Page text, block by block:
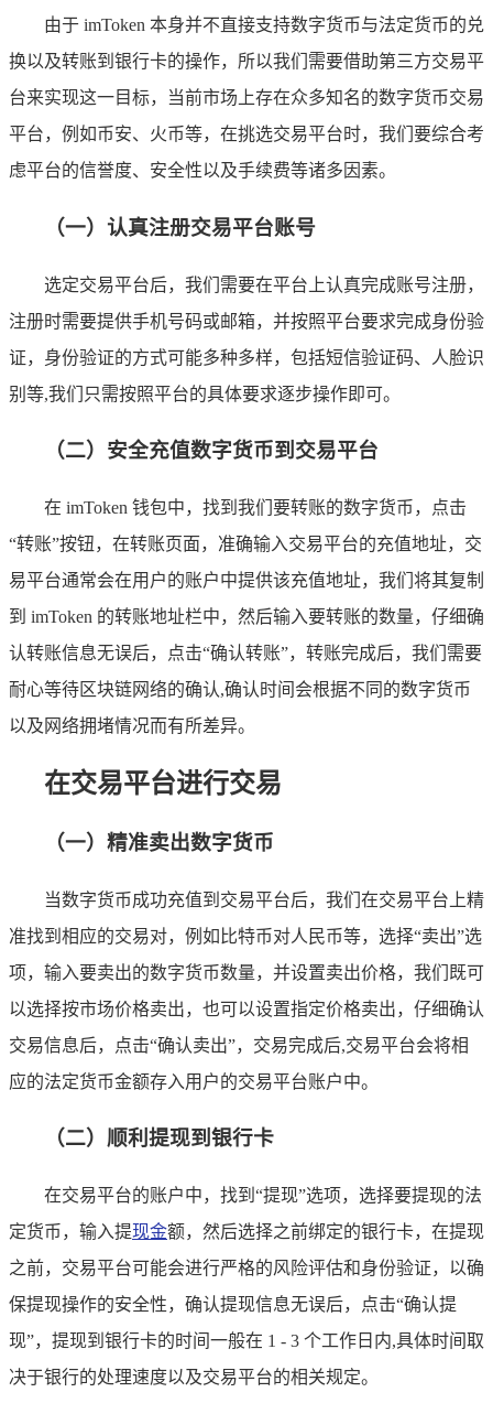
由于 imToken 本身并不直接支持数字货币与法定货币的兑
换以及转账到银行卡的操作，所以我们需要借助第三方交易平
台来实现这一目标，当前市场上存在众多知名的数字货币交易
平台，例如币安、火币等，在挑选交易平台时，我们要综合考
虑平台的信誉度、安全性以及手续费等诸多因素。
（一）认真注册交易平台账号
选定交易平台后，我们需要在平台上认真完成账号注册，
注册时需要提供手机号码或邮箱，并按照平台要求完成身份验
证，身份验证的方式可能多种多样，包括短信验证码、人脸识
别等,我们只需按照平台的具体要求逐步操作即可。
（二）安全充值数字货币到交易平台
在 imToken 钱包中，找到我们要转账的数字货币，点击
“转账”按钮，在转账页面，准确输入交易平台的充值地址，交
易平台通常会在用户的账户中提供该充值地址，我们将其复制
到 imToken 的转账地址栏中，然后输入要转账的数量，仔细确
认转账信息无误后，点击“确认转账”，转账完成后，我们需要
耐心等待区块链网络的确认,确认时间会根据不同的数字货币
以及网络拥堵情况而有所差异。
在交易平台进行交易
（一）精准卖出数字货币
当数字货币成功充值到交易平台后，我们在交易平台上精
准找到相应的交易对，例如比特币对人民币等，选择“卖出”选
项，输入要卖出的数字货币数量，并设置卖出价格，我们既可
以选择按市场价格卖出，也可以设置指定价格卖出，仔细确认
交易信息后，点击“确认卖出”，交易完成后,交易平台会将相
应的法定货币金额存入用户的交易平台账户中。
（二）顺利提现到银行卡
在交易平台的账户中，找到“提现”选项，选择要提现的法
定货币，输入提现金额，然后选择之前绑定的银行卡，在提现
之前，交易平台可能会进行严格的风险评估和身份验证，以确
保提现操作的安全性，确认提现信息无误后，点击“确认提
现”，提现到银行卡的时间一般在 1 - 3 个工作日内,具体时间取
决于银行的处理速度以及交易平台的相关规定。